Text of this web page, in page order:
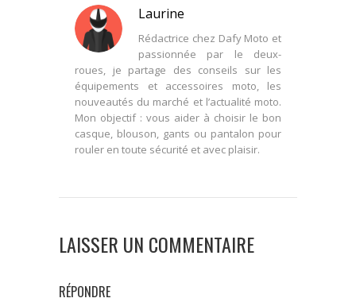
Laurine
Rédactrice chez Dafy Moto et
passionnée par le deux-
roues, je partage des conseils sur les
équipements et accessoires moto, les
nouveautés du marché et l’actualité moto.
Mon objectif : vous aider à choisir le bon
casque, blouson, gants ou pantalon pour
rouler en toute sécurité et avec plaisir.
LAISSER UN COMMENTAIRE
RÉPONDRE